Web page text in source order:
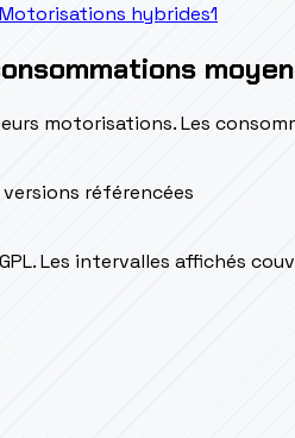
Motorisations hybrides1
motorisations. Les
référencées
Les intervalles affichés